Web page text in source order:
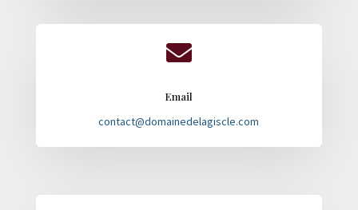

Email
contact@domainedelagiscle.com